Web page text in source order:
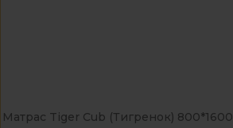
Матрас Tiger Cub (Тигренок) 800*1600